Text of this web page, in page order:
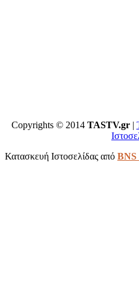
Copyrights © 2014 TASTV.gr|
Κατασκευή Ιστοσελίδας από BNS